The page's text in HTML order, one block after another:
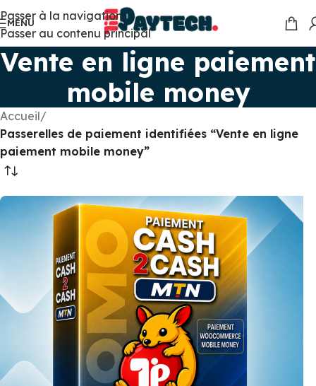
Passer à la navigation
Passer au contenu principal
MENU
Vente en ligne paiement
mobile money
Accueil/
Passerelles de paiement identifiées “Vente en ligne
paiement mobile money”